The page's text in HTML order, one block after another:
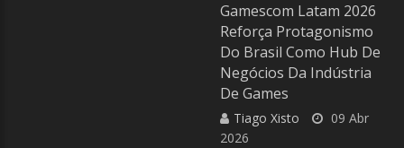
Gamescom Latam 2026
Reforça Protagonismo
Do Brasil Como Hub De
Negócios Da Indústria
De Games
Tiago Xisto
09 Abr
2026